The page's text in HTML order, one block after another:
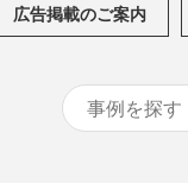
広告掲載のご案内